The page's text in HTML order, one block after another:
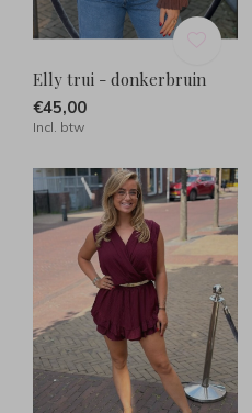
Elly trui - donkerbruin
€45,00
Incl. btw